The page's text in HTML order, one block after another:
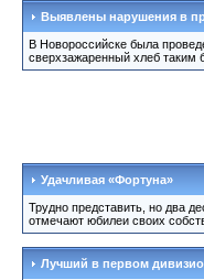
Выявлены нарушения в
В Новороссийске была
сверхзажаренный хлеб таким
Удачливая «Фортуна»
Трудно представить, но два
отмечают юбилеи своих
Лучший в первом